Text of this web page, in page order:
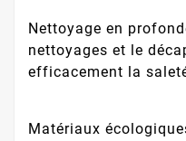
Nettoyage en
nettoyages et le
efficacement la
Matériaux